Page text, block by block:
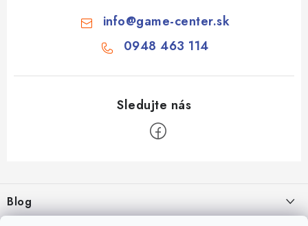
info@game-center.sk
0948 463 114
pBlog